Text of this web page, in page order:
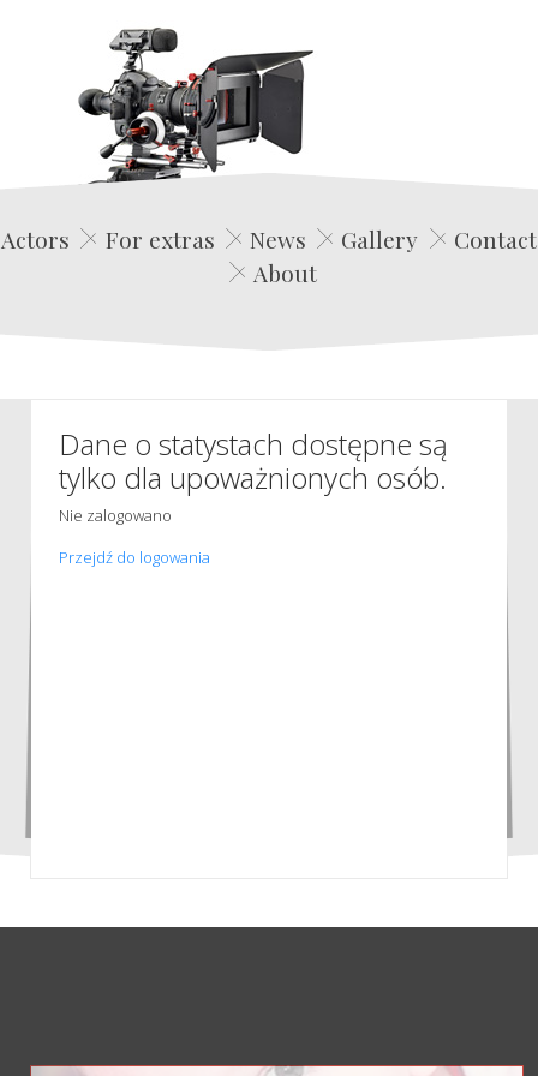
Edwin Film Agencja Aktorska
Actors For extras News Gallery
Contact
About
Dane o statystach dostępne są
tylko dla upoważnionych osób.
Nie zalogowano
Przejdź do logowania